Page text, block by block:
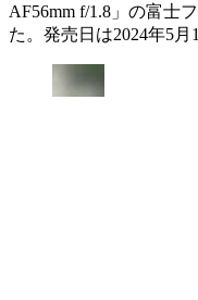
AF56mm f/1.8」の富士
た。発売日は2024年5月